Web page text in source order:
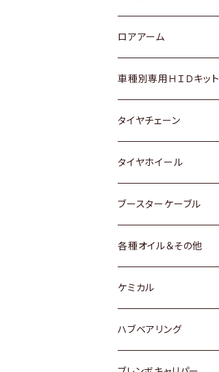
ダイハツ
マツダ
三菱
スバル
レクサス
日産
ダイハツ
マツダ
三菱
スバル
スズキ
日産
いすゞ
ダイハツ
マツダ
三菱
スバル
ホンダ
スズキ
日産
ダイハツ
スバル
トヨタ
ホンダ
スズキ
日産
ダイハツ
マツダ
ロアアーム
ホンダ
スズキ
日産
ダイハツ
マツダ
スバル
車種別専用ＨＩＤキット
トヨタ
マツダ
タイヤチェーン
タイヤホイール
トヨタ
ホンダ
スズキ
日産
ブースターケーブル
各種オイル＆その他
ディーデル洗浄添加剤
ケミカル
ハブベアリング